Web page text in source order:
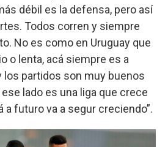
débil es la defensa, pero así
Todos corren y siempre
No es como en Uruguay que
o lenta, acá siempre es a
los partidos son muy buenos
lado es una liga que crece
a futuro va a segur creciendo”.